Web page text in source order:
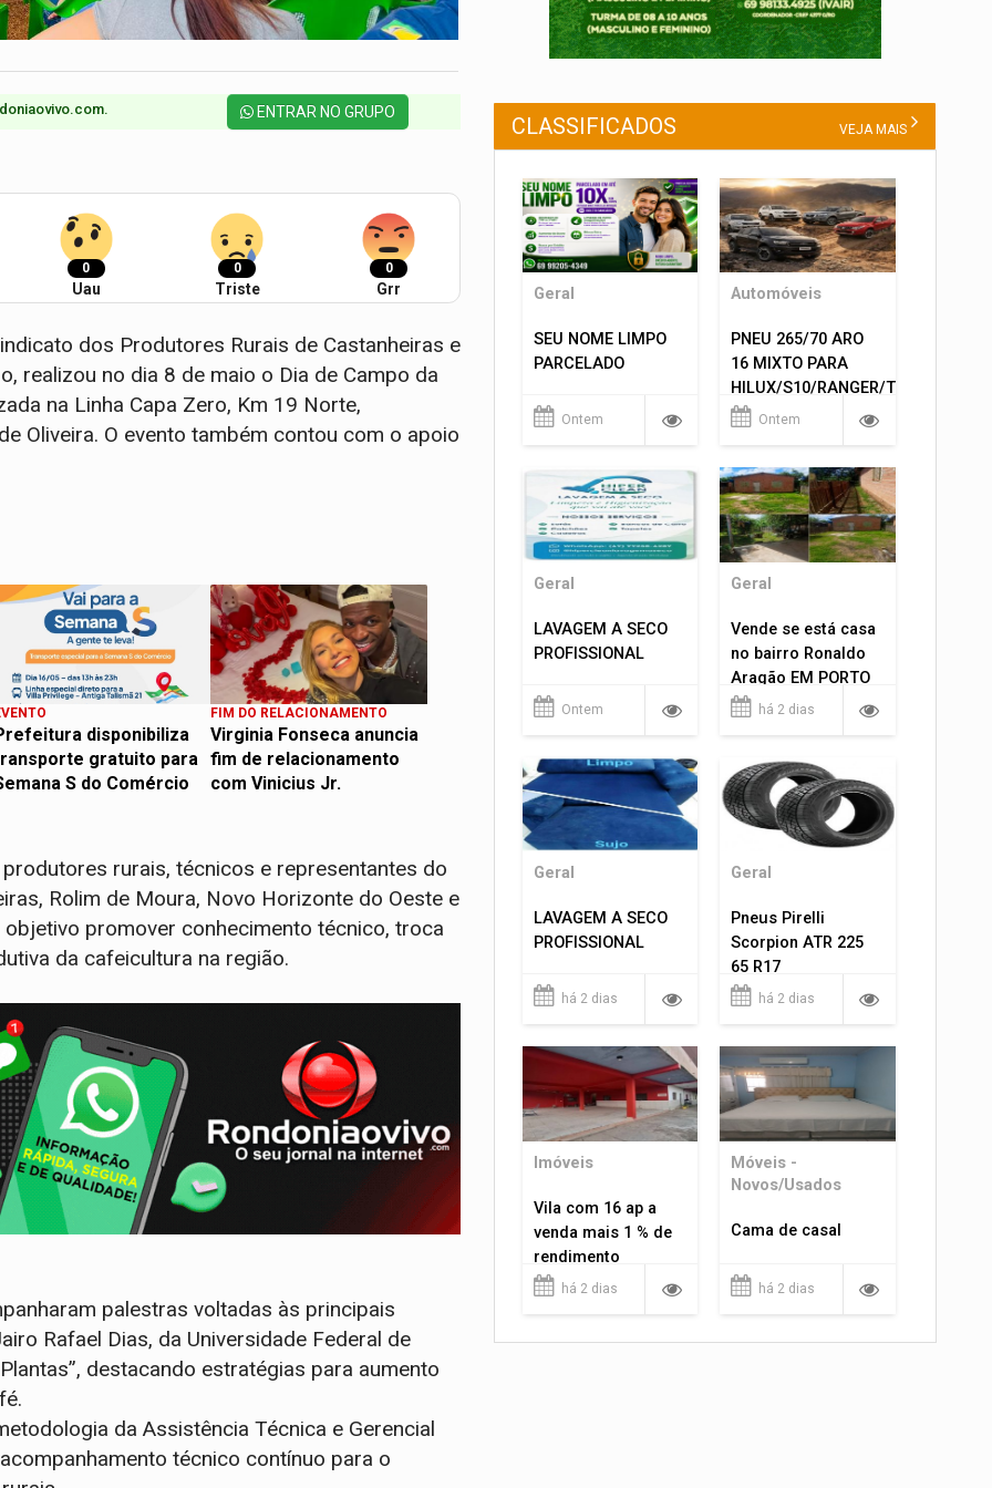
ENTRAR NO GRUPO
0
Uau
0
Triste
0
Grr
dos Produtores Rurais de Castanheiras e
realizou no dia 8 de maio o Dia de Campo da
na Linha Capa Zero, Km 19 Norte,
Oliveira. O evento também contou com o apoio
disponibiliza
gratuito para
S do Comércio
FIM DO RELACIONAMENTO
Virginia Fonseca anuncia
fim de relacionamento
com Vinicius Jr.
rurais, técnicos e representantes do
Rolim de Moura, Novo Horizonte do Oeste e
promover conhecimento técnico, troca
da cafeicultura na região.
palestras voltadas às principais
Rafael Dias, da Universidade Federal de
destacando estratégias para aumento
da Assistência Técnica e Gerencial
técnico contínuo para o
CLASSIFICADOS VEJA MAIS
Geral
SEU NOME LIMPO
PARCELADO
Ontem
Automóveis
PNEU 265/70 ARO
16 MIXTO PARA
HILUX/S10/RANGER/TRITON
ETC... MONTAGEM
Ontem
Geral
LAVAGEM A SECO
PROFISSIONAL
Ontem
Geral
Vende se está casa
no bairro Ronaldo
Aragão EM PORTO
VELHO RO.
há 2 dias
Geral
LAVAGEM A SECO
PROFISSIONAL
há 2 dias
Geral
Pneus Pirelli
Scorpion ATR 225
65 R17
há 2 dias
Imóveis
Vila com 16 ap a
venda mais 1 % de
rendimento
há 2 dias
Móveis -
Novos/Usados
Cama de casal
há 2 dias